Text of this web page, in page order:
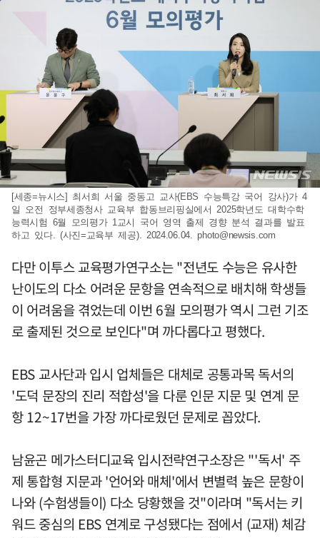
[세종=뉴시스] 최서희 서울 중동고 교사(EBS 수능특강 국어 강사)가 4
일 오전 정부세종청사 교육부 합동브리핑실에서 2025학년도 대학수학
능력시험 6월 모의평가 1교시 국어 영역 출제 경향 분석 결과를 발표
하고 있다. (사진=교육부 제공). 2024.06.04.photo@newsis.com
다만 이투스 교육평가연구소는 "전년도 수능은 유사한
난이도의 다소 어려운 문항을 연속적으로 배치해 학생들
이 어려움을 겪었는데 이번 6월 모의평가 역시 그런 기조
로 출제된 것으로 보인다"며 까다롭다고 평했다.
EBS 교사단과 입시 업체들은 대체로 공통과목 독서의
'도덕 문장의 진리 적합성'을 다룬 인문 지문 및 연계 문
항 12~17번을 가장 까다로웠던 문제로 꼽았다.
남윤곤 메가스터디교육 입시전략연구소장은 "'독서' 주
제 통합형 지문과 '언어와 매체'에서 변별력 높은 문항이
나와 (수험생들이) 다소 당황했을 것"이라며 "독서는 키
워드 중심의 EBS 연계로 구성됐다는 점에서 (교재) 체감